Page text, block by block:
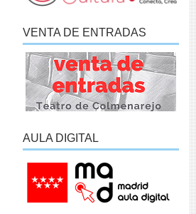
VENTA DE ENTRADAS
AULA DIGITAL